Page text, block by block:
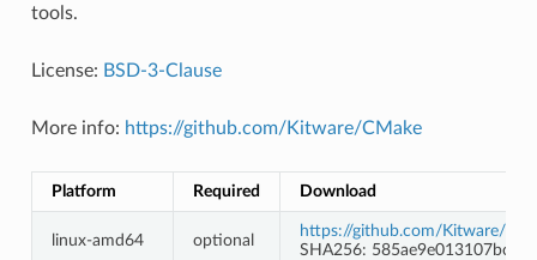
tools.
License: BSD-3-Clause
More info: https://github.com/Kitware/CMake
Platform Required Download
linux-amd64 optional
https://github.com/Kitware/
SHA256: